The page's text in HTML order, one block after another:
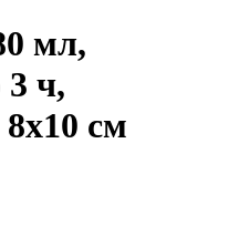
мл,
3 ч,
см